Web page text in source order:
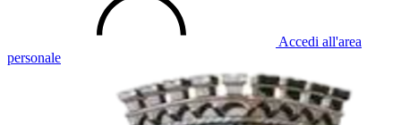
Accedi all'area
personale